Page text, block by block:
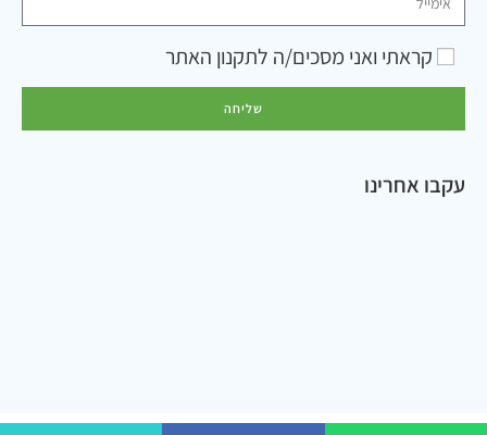
קראתי ואני מסכים/ה לתקנון האתר
שליחה
עקבו אחרינו